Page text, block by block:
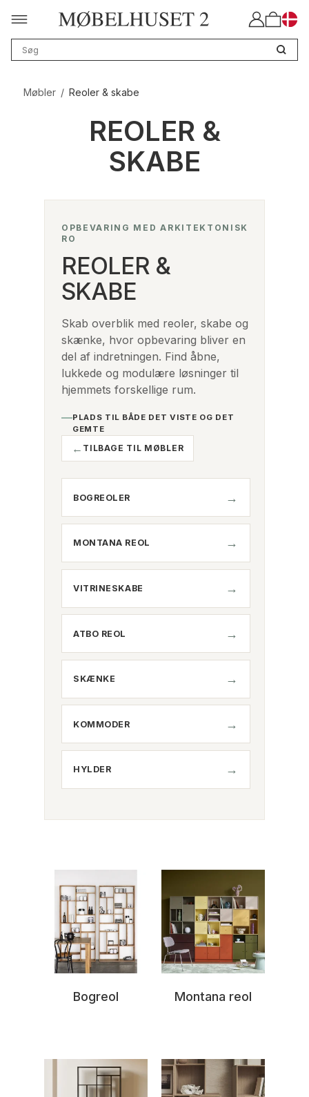
Møbler / Reoler & skabe
REOLER &
SKABE
OPBEVARING MED ARKITEKTONISK
RO
REOLER &
SKABE
Skab overblik med reoler, skabe og
skænke, hvor opbevaring bliver en
del af indretningen. Find åbne,
lukkede og modulære løsninger til
hjemmets forskellige rum.
PLADS TIL BÅDE DET VISTE OG DET
GEMTE
TILBAGE TIL MØBLER
BOGREOLER
MONTANA REOL
VITRINESKABE
ATBO REOL
SKÆNKE
KOMMODER
HYLDER
Bogreol Montana reol